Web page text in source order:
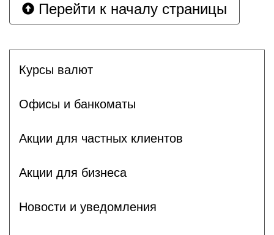
Перейти к началу страницы
Курсы валют
Офисы и банкоматы
Акции для частных клиентов
Акции для бизнеса
Новости и уведомления